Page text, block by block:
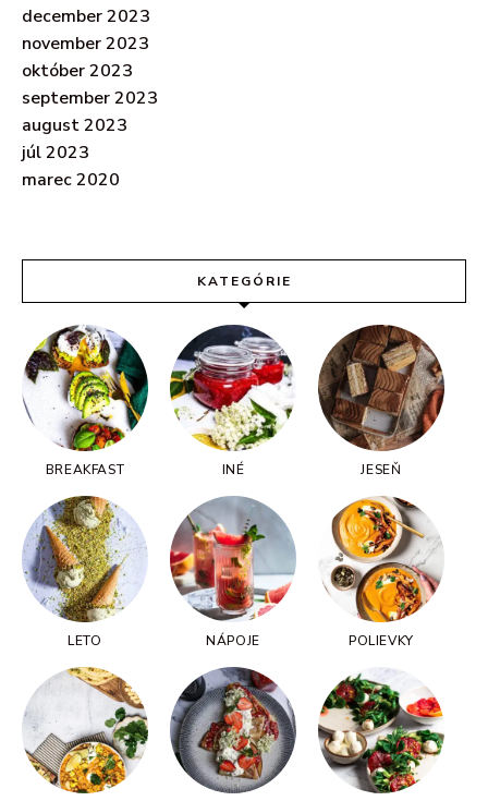
december 2023
november 2023
október 2023
september 2023
august 2023
júl 2023
marec 2020
KATEGÓRIE
BREAKFAST INÉ JESEŇ
LETO NÁPOJE POLIEVKY